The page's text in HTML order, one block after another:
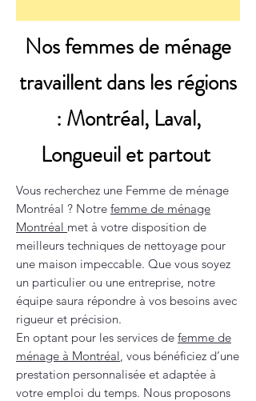
Nos femmes de ménage
travaillent dans les régions
: Montréal, Laval,
Longueuil et partout
Vous recherchez une Femme de ménage
Montréal ? Notre femme de ménage
Montréal met à votre disposition de
meilleurs techniques de nettoyage pour
une maison impeccable. Que vous soyez
un particulier ou une entreprise, notre
équipe saura répondre à vos besoins avec
rigueur et précision.
En optant pour les services de femme de
ménage à Montréal, vous bénéficiez d’une
prestation personnalisée et adaptée à
votre emploi du temps. Nous proposons